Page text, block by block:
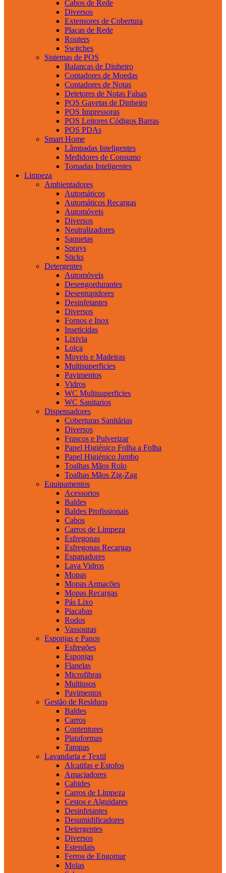
Cabos de Rede
Diversos
Extensores de Cobertura
Placas de Rede
Routers
Switches
Sistemas de POS
Balanças de Dinheiro
Contadores de Moedas
Contadores de Notas
Detetores de Notas Falsas
POS Gavetas de Dinheiro
POS Impressoras
POS Leitores Códigos Barras
POS PDAs
Smart Home
Lâmpadas Inteligentes
Medidores de Consumo
Tomadas Inteligentes
Limpeza
Ambientadores
Automáticos
Automáticos Recargas
Automóveis
Diversos
Neutralizadores
Saquetas
Sprays
Sticks
Detergentes
Automóveis
Desengordurantes
Desentupidores
Desinfetantes
Diversos
Fornos e Inox
Inseticidas
Lixivia
Loiça
Moveis e Madeiras
Multisuperficies
Pavimentos
Vidros
WC Multisuperficies
WC Sanitarios
Dispensadores
Coberturas Sanitárias
Diversos
Frascos e Pulverizar
Papel Higiénico Folha a Folha
Papel Higiénico Jumbo
Toalhas Mãos Rolo
Toalhas Mãos Zig-Zag
Equipamentos
Acessorios
Baldes
Baldes Profissionais
Cabos
Carros de Limpeza
Esfregonas
Esfregonas Recargas
Espanadores
Lava Vidros
Mopas
Mopas Armações
Mopas Recargas
Pás Lixo
Piaçabas
Rodos
Vassouras
Esponjas e Panos
Esfregões
Esponjas
Flanelas
Microfibras
Multiusos
Pavimentos
Gestão de Resíduos
Baldes
Carros
Contentores
Plataformas
Tampas
Lavandaria e Textil
Alcatifas e Estofos
Amaciadores
Cabides
Carros de Limpeza
Cestos e Alguidares
Desinfetantes
Desumidificadores
Detergentes
Diversos
Estendais
Ferros de Engomar
Molas